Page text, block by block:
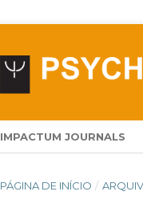
IMPACTUM JOURNALS
PÁGINA DE INÍCIO /